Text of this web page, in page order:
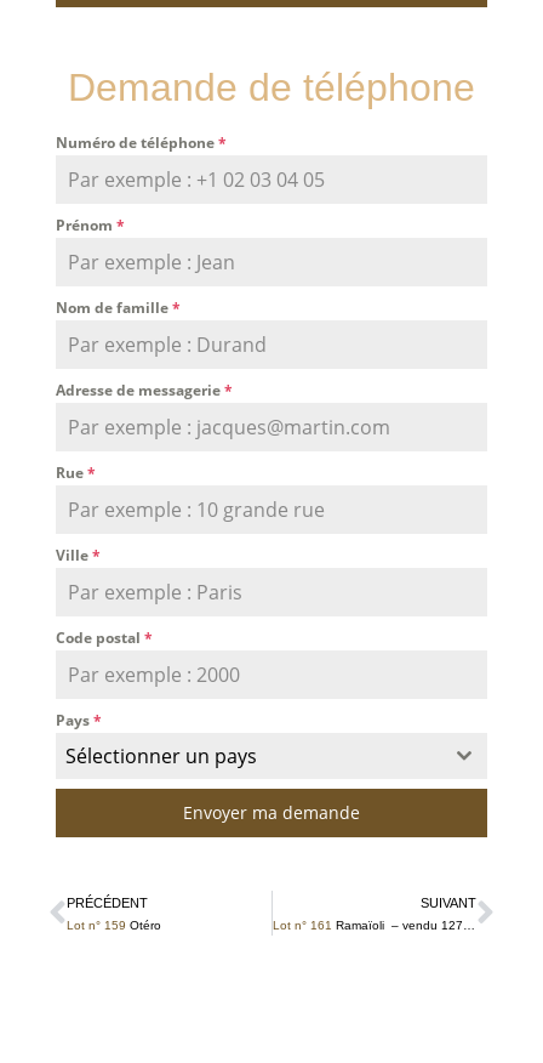
Demande de téléphone
Numéro de téléphone*
Prénom *
Nom de famille*
Adresse de messagerie*
Rue*
Ville*
Code postal *
Pays*
Sélectionner un pays
Envoyer ma demande
PRÉCÉDENT
Lot n° 159 Otéro
SUIVANT
Lot n° 161 Ramaïoli – vendu 127 € TTC